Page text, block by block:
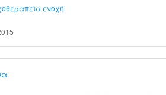
ενοχή